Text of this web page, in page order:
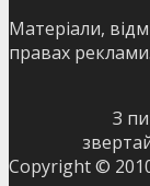
Матеріали,
правах реклами.
З
Copyright ©